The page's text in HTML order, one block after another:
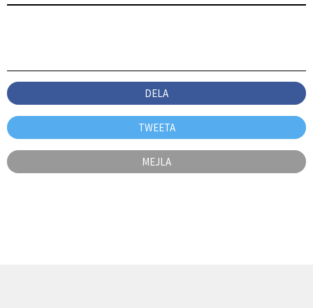
DELA
TWEETA
MEJLA